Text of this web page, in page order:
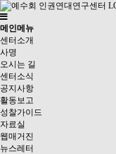
Toggle
navigation
메인메뉴
센터소개
사명
오시는 길
센터소식
공지사항
활동보고
성찰가이드
자료실
웹매거진
뉴스레터